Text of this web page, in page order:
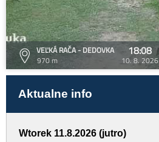
VEĽKÁ RAČA - DEDOVKA
970 m
18:08
10. 8. 2026
Aktualne info
Wtorek 11.8.2026 (jutro)